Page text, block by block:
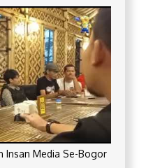
Insan Media Se-Bogor